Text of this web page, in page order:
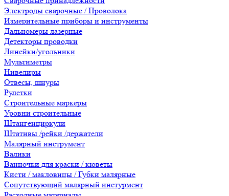
Электроды сварочные / Проволока
Измерительные приборы и инструменты
Дальномеры лазерные
Детекторы проводки
Линейки/угольники
Мультиметры
Нивелиры
Отвесы, шнуры
Рулетки
Строительные маркеры
Уровни строительные
Штангенциркули
Штативы /рейки /держатели
Малярный инструмент
Валики
Ванночки для краски / кюветы
Кисти / макловицы / Губки малярные
Сопутствующий малярный инстурмент